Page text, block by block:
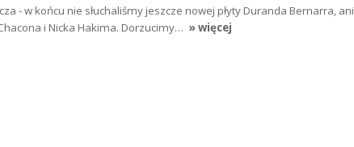
- w końcu nie słuchaliśmy jeszcze nowej płyty Duranda Bernarra, ani
i Nicka Hakima. Dorzucimy… » więcej